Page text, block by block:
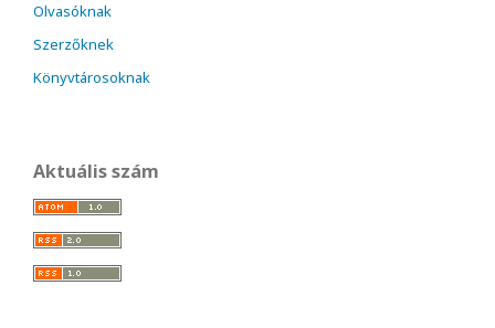
Olvasóknak
Szerzőknek
Könyvtárosoknak
Aktuális szám